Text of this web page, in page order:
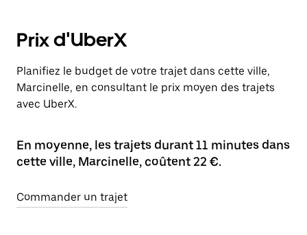
Prix d'UberX
Planifiez le budget de votre trajet dans cette ville,
Marcinelle, en consultant le prix moyen des trajets
avec UberX.
En moyenne, les trajets durant 11 minutes dans
cette ville, Marcinelle, coûtent 22 €.
Commander un trajet